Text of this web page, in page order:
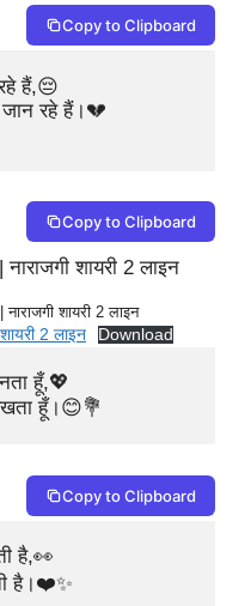
Copy to Clipboard
हैं,😔
जान रहे हैं।💔
Copy to Clipboard
शायरी 2 लाइन
2 लाइन
Download
हूँ,💖
हूँ।😊💐
Copy to Clipboard
है,👀
है।❤️✨